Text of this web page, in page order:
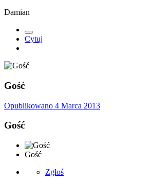
Damian
Cytuj
Gość
Opublikowano 4 Marca 2013
Gość
Gość
Zgłoś